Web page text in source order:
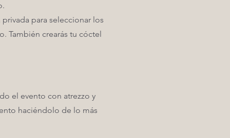
para seleccionar los
También crearás tu cóctel
el evento con atrezzo y
haciéndolo de lo más